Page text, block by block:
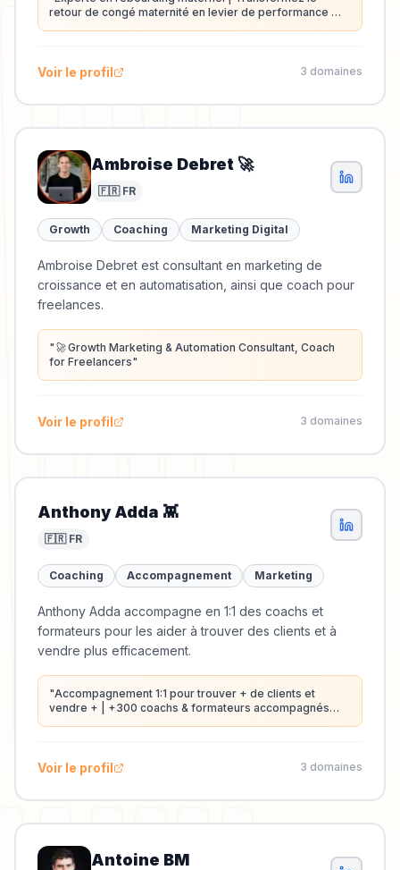
retour de congé maternité en levier de performance 🚀 |
Voir le profil 3 domaines
Ambroise Debret 🚀
🇫🇷 FR
Growth Coaching Marketing Digital
Ambroise Debret est consultant en marketing de
croissance et en automatisation, ainsi que coach pour
freelances.
" 🚀 Growth Marketing & Automation Consultant, Coach
for Freelancers"
Voir le profil 3 domaines
Anthony Adda 👾
🇫🇷 FR
Coaching Accompagnement Marketing
Anthony Adda accompagne en 1:1 des coachs et
formateurs pour les aider à trouver des clients et à
vendre plus efficacement.
"Accompagnement 1:1 pour trouver + de clients et
vendre + | +300 coachs & formateurs accompagnés
Voir le profil 3 domaines
Antoine BM